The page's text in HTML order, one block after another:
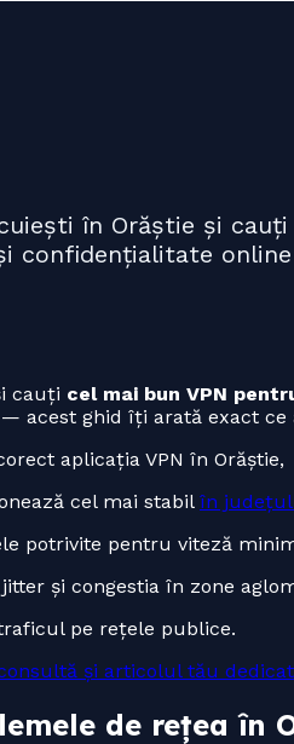
în Orăștie și
confidențialitate
cauți cel mai bun VPN
acest ghid îți arată exact ce
aplicația VPN în Orăștie,
cel mai stabil în județul
potrivite pentru viteză
și congestia în zone
pe rețele publice.
și articolul tău dedicat
de rețea în